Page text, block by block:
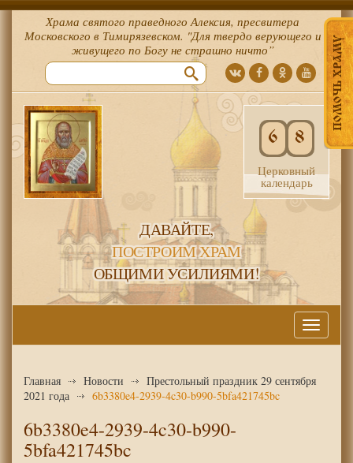
ПОМОЧЬ ХРАМУ
Храма святого праведного Алексия, пресвитера
Московского в Тимирязевском. "Для твердо верующего и
живущего по Богу не страшно ничто”
6 8
Церковный
календарь
ДАВАЙТЕ,
ПОСТРОИМ ХРАМ
ОБЩИМИ УСИЛИЯМИ!
Меню
Главная Новости
Престольный праздник 29 сентября
2021 года
6b3380e4-2939-4c30-b990-5bfa421745bc
6b3380e4-2939-4c30-b990-
5bfa421745bc